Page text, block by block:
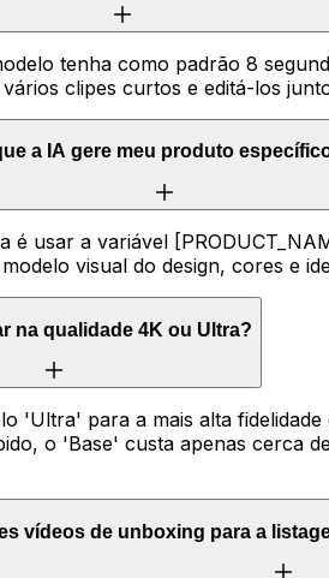
tenha como padrão 8
clipes curtos e editá-los
a IA gere meu produto
é usar a variável
visual do design, cores e
na qualidade 4K ou Ultra?
'Ultra' para a mais alta
o 'Base' custa apenas cerca
vídeos de unboxing para a